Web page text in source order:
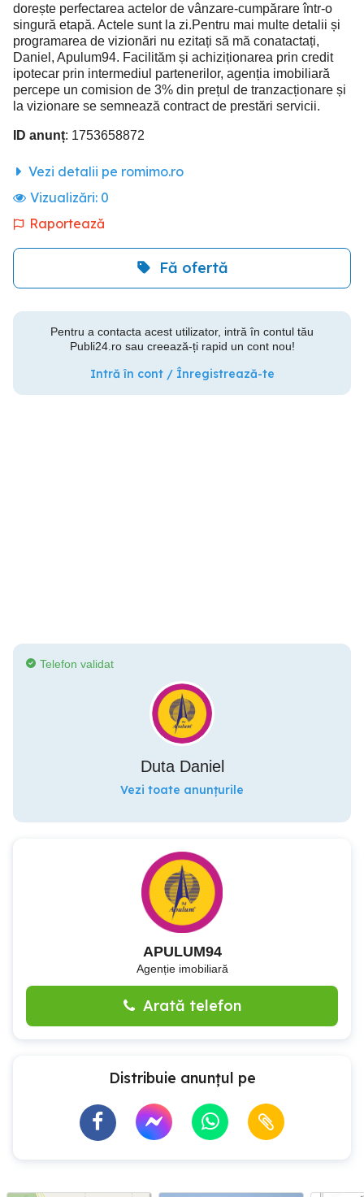
dorește perfectarea actelor de vânzare-cumpărare într-o
singură etapă. Actele sunt la zi.Pentru mai multe detalii și
programarea de vizionări nu ezitați să mă conatactați,
Daniel, Apulum94. Facilităm și achiziționarea prin credit
ipotecar prin intermediul partenerilor, agenția imobiliară
percepe un comision de 3% din prețul de tranzacționare și
la vizionare se semnează contract de prestări servicii.
ID anunț: 1753658872
Vezi detalii pe romimo.ro
Vizualizări: 0
Raportează
Fă ofertă
Pentru a contacta acest utilizator, intră în contul tău
Publi24.ro sau creează-ți rapid un cont nou!
Intră în cont / Înregistrează-te
Telefon validat
Duta Daniel
Vezi toate anunțurile
APULUM94
Agenție imobiliară
Arată telefon
Distribuie anunțul pe